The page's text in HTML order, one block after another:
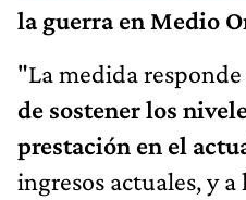
la guerra en Medio
"La medida responde
de sostener los
prestación en el
ingresos actuales, y